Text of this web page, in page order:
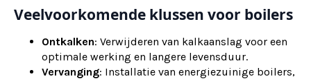
Veelvoorkomende klussen voor boilers
Ontkalken: Verwijderen van kalkaanslag voor een
optimale werking en langere levensduur.
Vervanging: Installatie van energiezuinige boilers,